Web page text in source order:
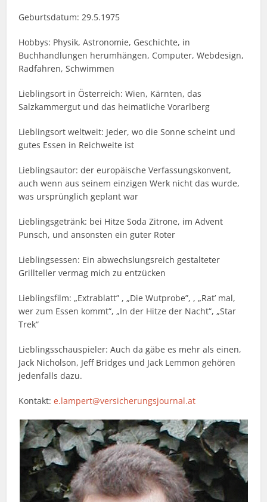
Geburtsdatum: 29.5.1975
Hobbys: Physik, Astronomie, Geschichte, in
Buchhandlungen herumhängen, Computer, Webdesign,
Radfahren, Schwimmen
Lieblingsort in Österreich: Wien, Kärnten, das
Salzkammergut und das heimatliche Vorarlberg
Lieblingsort weltweit: Jeder, wo die Sonne scheint und
gutes Essen in Reichweite ist
Lieblingsautor: der europäische Verfassungskonvent,
auch wenn aus seinem einzigen Werk nicht das wurde,
was ursprünglich geplant war
Lieblingsgetränk: bei Hitze Soda Zitrone, im Advent
Punsch, und ansonsten ein guter Roter
Lieblingsessen: Ein abwechslungsreich gestalteter
Grillteller vermag mich zu entzücken
Lieblingsfilm: „Extrablatt” , „Die Wutprobe”, , „Rat’ mal,
wer zum Essen kommt“, „In der Hitze der Nacht“, „Star
Trek“
Lieblingsschauspieler: Auch da gäbe es mehr als einen,
Jack Nicholson, Jeff Bridges und Jack Lemmon gehören
jedenfalls dazu.
Kontakt:e.lampert@versicherungsjournal.at